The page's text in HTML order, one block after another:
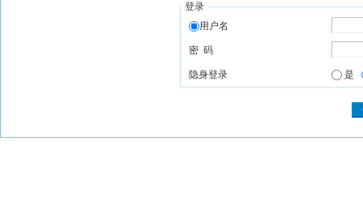
登录
用户名
密 码
隐身登录 是